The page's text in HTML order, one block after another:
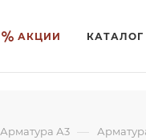
АКЦИИ КАТАЛОГ
Арматура А3 —